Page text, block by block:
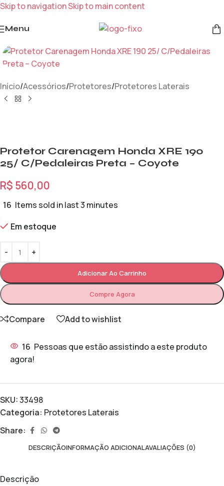
Skip to navigationSkip to main content
Menu
Início/Acessórios/Protetores/Protetores Laterais
Protetor Carenagem Honda XRE 190
25/ C/Pedaleiras Preta – Coyote
R$ 560,00
16 Items sold in last 3 minutes
Em estoque
Adicionar Ao Carrinho
Compre Agora
Compare Add to wishlist
16 Pessoas que estão assistindo a este produto
agora!
SKU:33498
Categoria: Protetores Laterais
Share:
DESCRIÇÃOINFORMAÇÃO ADICIONALAVALIAÇÕES (0)
Descrição